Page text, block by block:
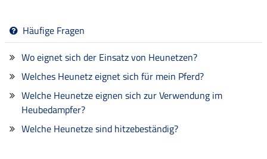
Häufige Fragen
Wo eignet sich der Einsatz von Heunetzen?
Welches Heunetz eignet sich für mein Pferd?
Welche Heunetze eignen sich zur Verwendung im
Heubedampfer?
Welche Heunetze sind hitzebeständig?